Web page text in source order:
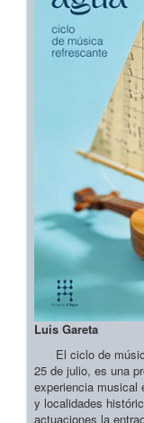
Luis Gareta
El ciclo de
25 de julio, es una
experiencia musical
y localidades
actuaciones la